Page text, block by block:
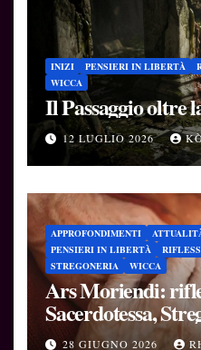
INIZI PENSIERI IN LIBERTÀ
WICCA
Il Passaggio oltre
12 LUGLIO 2026
APPROFONDIMENTI
PENSIERI IN LIBERTÀ
STREGONERIA
WICCA
Ars Moriendi:
Sacerdotessa,
Soglie
28 GIUGNO 2026